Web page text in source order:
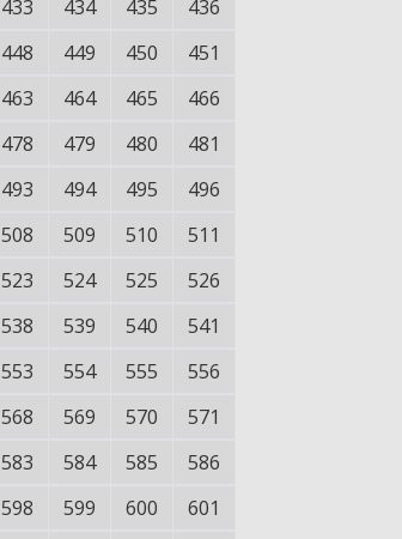
433 434 435
436
448 449 450
451
463 464 465
466
478 479 480
481
493 494 495
496
508 509 510
511
523 524 525
526
538 539 540
541
553 554 555
556
568 569 570
571
583 584 585
586
598 599 600
601